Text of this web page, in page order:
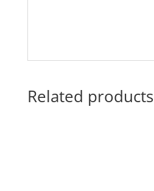
Related products